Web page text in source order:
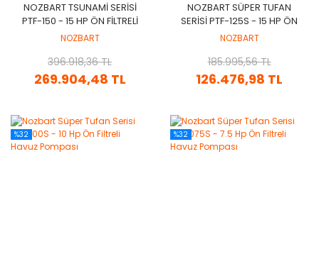
NOZBART TSUNAMI SERISI
PTF-150 - 15 HP ÖN FILTRELI
HAVUZ POMPASI
NOZBART
269.904,48 TL
396.918,36 TL
NOZBART SÜPER TUFAN
SERISI PTF-125S - 15 HP ÖN
FILTRELI HAVUZ POMPASI
NOZBART
126.476,98 TL
185.995,56 TL
%32 %32